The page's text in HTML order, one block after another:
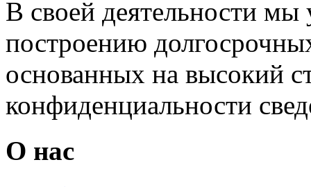
В своей деятельности
построению
основанных на высокий
конфиденциальности
О нас